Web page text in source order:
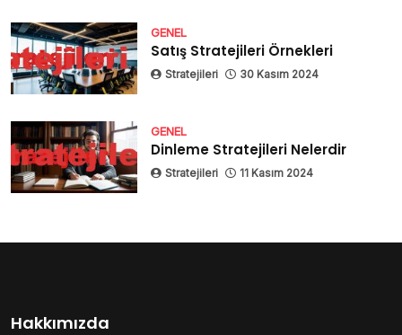
GENEL
Satış Stratejileri Örnekleri
Stratejileri 30 Kasım 2024
GENEL
Dinleme Stratejileri Nelerdir
Stratejileri 11 Kasım 2024
Hakkımızda